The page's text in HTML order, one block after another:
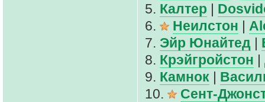
5. Калтер |
6.
Неилстон |
7. Эйр Юнайтед |
8. Крэйгройстон |
9. Камнок |
10.
Сент-